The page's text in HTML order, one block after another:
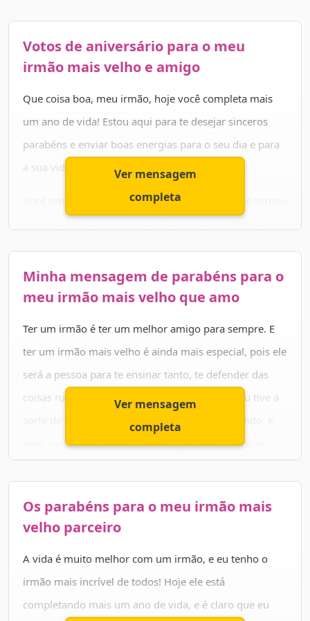
Hoje, quero te desejar uma chuva de coisas boas sobre
a sua vida e muitos anos de vida! Que todos os seus
motivos para se alegrar! Meus parabéns, irmão, te amo
muito! 💙
Votos de aniversário para o meu
irmão mais velho e amigo
Que coisa boa, meu irmão, hoje você completa mais
um ano de vida! Estou aqui para te desejar sinceros
parabéns e enviar boas energias para o seu dia e para
a sua vida, você merece!
Você sempre foi um irmão incrível pra mim e se tornou
poder estar ao seu lado ao longo de toda a vida!
Espero que nada nunca possa nos afastar!
Deus te abençoe nesta data e em toda a sua
caminhada, meu irmão! Que sempre haja luz por onde
você passar e amor onde quer que você repouse seu
coração. Um forte abraço! ✨🎉🎂
Ver mensagem
completa
Minha mensagem de parabéns para o
meu irmão mais velho que amo
Ter um irmão é ter um melhor amigo para sempre. E
ter um irmão mais velho é ainda mais especial, pois ele
será a pessoa para te ensinar tanto, te defender das
coisas ruins e ser um parceiro incomparável. Eu tive a
sorte de ter o melhor irmão mais velho do mundo, e
hoje, no dia do aniversário dele, quero demonstrar
Mano, parabéns por mais um ano de vida e pela
pessoa extraordinária que você é. Sem seu sorriso, seu
mesma graça. Você é uma peça fundamental para a
nossa família e espero que você nunca se esqueça do
quanto te queremos bem! Te amo desde sempre e irei
Ver mensagem
completa
Os parabéns para o meu irmão mais
velho parceiro
A vida é muito melhor com um irmão, e eu tenho o
irmão mais incrível de todos! Hoje ele está
completando mais um ano de vida, e é claro que eu